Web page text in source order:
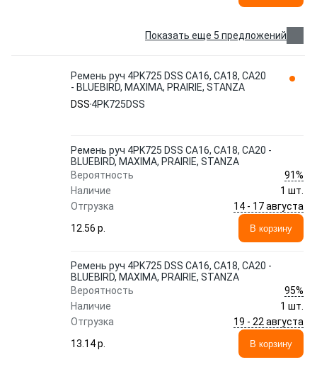
Показать еще 5 предложений
Ремень руч 4PK725 DSS CA16, CA18, CA20
- BLUEBIRD, MAXIMA, PRAIRIE, STANZA
DSS 4PK725DSS
Ремень руч 4PK725 DSS CA16, CA18, CA20 -
BLUEBIRD, MAXIMA, PRAIRIE, STANZA
Вероятность
91%
Наличие
1 шт.
Отгрузка
14 - 17 августа
12.56 p.
В корзину
Ремень руч 4PK725 DSS CA16, CA18, CA20 -
BLUEBIRD, MAXIMA, PRAIRIE, STANZA
Вероятность
95%
Наличие
1 шт.
Отгрузка
19 - 22 августа
13.14 p.
В корзину